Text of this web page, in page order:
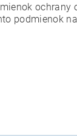
ochrany
podmienok